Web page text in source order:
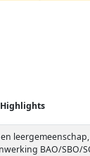
Highlights
BAO/SBO/